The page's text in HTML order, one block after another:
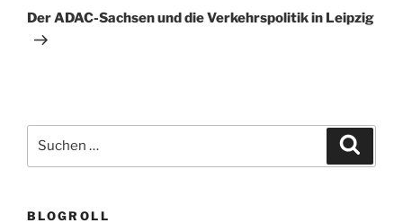
Beitrag
Der ADAC-Sachsen und die Verkehrspolitik in Leipzig
nach:
BLOGROLL